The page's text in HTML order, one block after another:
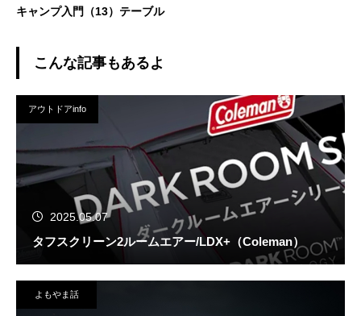
キャンプ入門（13）テーブル
こんな記事もあるよ
アウトドアinfo
2025.05.07
タフスクリーン2ルームエアー/LDX+（Coleman）
よもやま話